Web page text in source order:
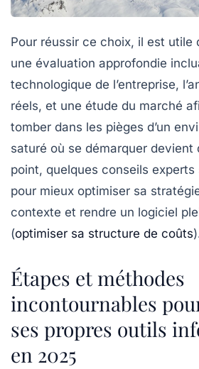
Pour réussir ce choix, il est utile
une évaluation approfondie
technologique de l’entreprise,
réels, et une étude du marché
tomber dans les pièges d’un
saturé où se démarquer devient
point, quelques conseils experts
pour mieux optimiser sa
contexte et rendre un logiciel
(optimiser sa structure de coûts
Étapes et méthodes
incontournables
ses propres outils
en 2025